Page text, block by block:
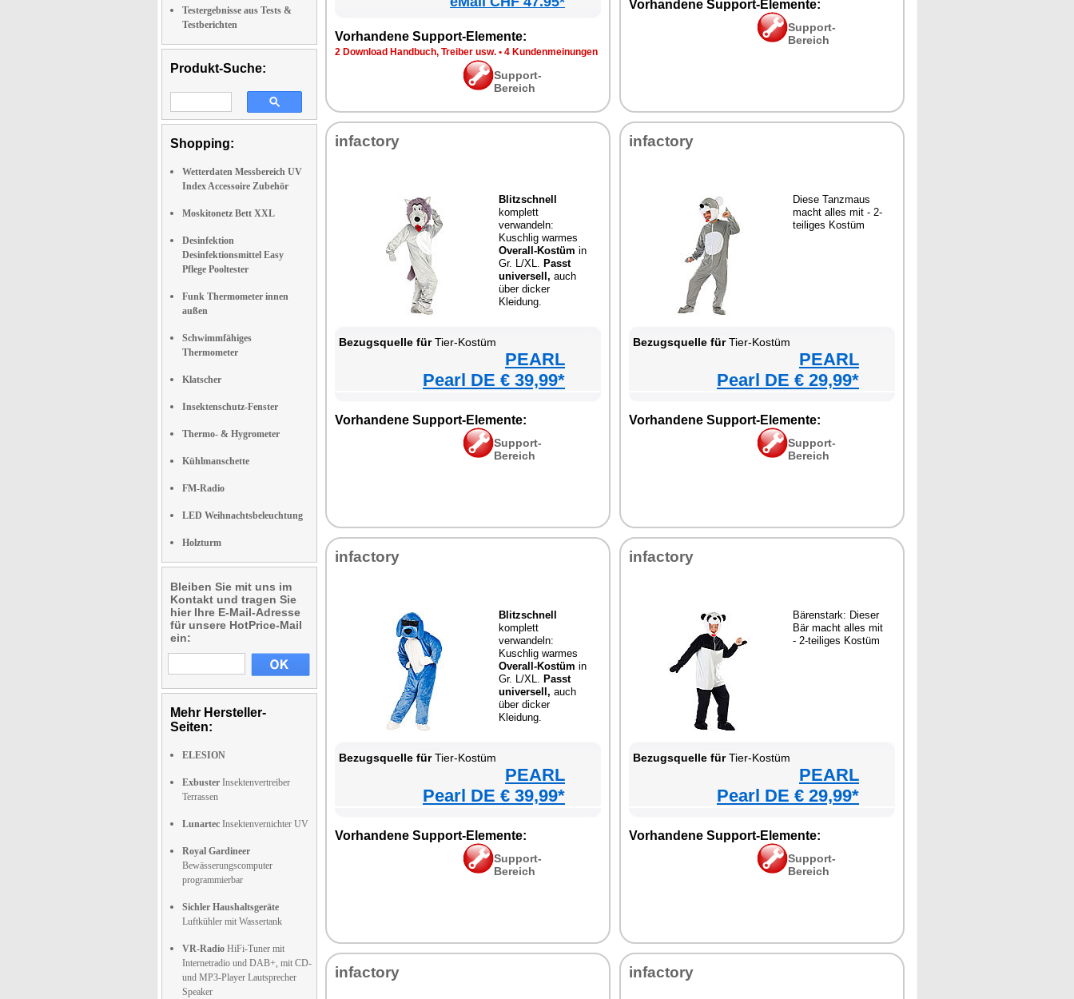
Testergebnisse aus Tests &
Testberichten
Produkt-Suche:
Shopping:
Wetterdaten Messbereich UV
Index Accessoire Zubehör
Moskitonetz Bett XXL
Desinfektion
Desinfektionsmittel Easy
Pflege Pooltester
Funk Thermometer innen
außen
Schwimmfähiges
Thermometer
Klatscher
Insektenschutz-Fenster
Thermo- & Hygrometer
Kühlmanschette
FM-Radio
LED Weihnachtsbeleuchtung
Holzturm
Bleiben Sie mit uns im
Kontakt und tragen Sie
hier Ihre E-Mail-Adresse
für unsere HotPrice-Mail
ein:
Mehr Hersteller-
Seiten:
ELESION
Exbuster Insektenvertreiber
Terrassen
Lunartec Insektenvernichter UV
Royal Gardineer
Bewässerungscomputer
programmierbar
Sichler Haushaltsgeräte
Luftkühler mit Wassertank
VR-Radio HiFi-Tuner mit
Internetradio und DAB+, mit CD-
und MP3-Player Lautsprecher
Speaker
Vorhandene Support-Elemente:
2 Download Handbuch, Treiber usw. • 4 Kundenmeinungen
Support-
Bereich
Vorhandene Support-Elemente:
Support-
Bereich
infactory
Blitzschnell
komplett
verwandeln:
Kuschlig warmes
Overall-Kostüm in
Gr. L/XL. Passt
universell, auch
über dicker
Kleidung.
Bezugsquelle fürTier-Kostüm
PEARL
Pearl DE € 39,99*
Vorhandene Support-Elemente:
Support-
Bereich
infactory
Diese Tanzmaus
macht alles mit - 2-
teiliges Kostüm
Bezugsquelle fürTier-Kostüm
PEARL
Pearl DE € 29,99*
Vorhandene Support-Elemente:
Support-
Bereich
infactory
Blitzschnell
komplett
verwandeln:
Kuschlig warmes
Overall-Kostüm in
Gr. L/XL. Passt
universell, auch
über dicker
Kleidung.
Bezugsquelle fürTier-Kostüm
PEARL
Pearl DE € 39,99*
Vorhandene Support-Elemente:
Support-
Bereich
infactory
Bärenstark: Dieser
Bär macht alles mit
- 2-teiliges Kostüm
Bezugsquelle fürTier-Kostüm
PEARL
Pearl DE € 29,99*
Vorhandene Support-Elemente:
Support-
Bereich
infactory infactory